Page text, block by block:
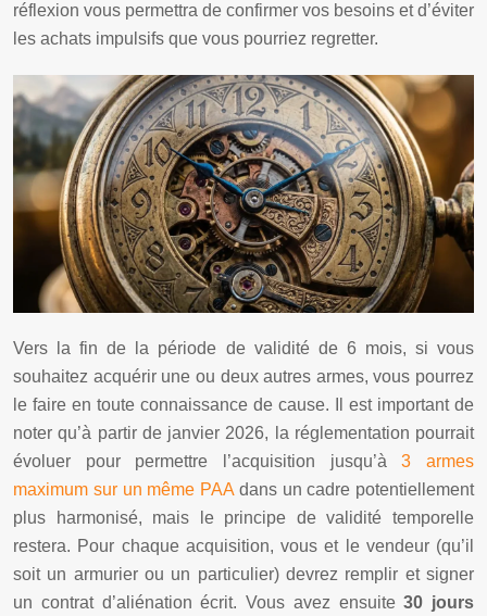
réflexion vous permettra de confirmer vos besoins et d’éviter
les achats impulsifs que vous pourriez regretter.
Vers la fin de la période de validité de 6 mois, si vous
souhaitez acquérir une ou deux autres armes, vous pourrez
le faire en toute connaissance de cause. Il est important de
noter qu’à partir de janvier 2026, la réglementation pourrait
évoluer pour permettre l’acquisition jusqu’à3 armes
maximum sur un même PAA dans un cadre potentiellement
plus harmonisé, mais le principe de validité temporelle
restera. Pour chaque acquisition, vous et le vendeur (qu’il
soit un armurier ou un particulier) devrez remplir et signer
un contrat d’aliénation écrit. Vous avez ensuite30 jours